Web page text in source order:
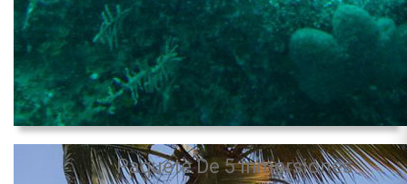
Paquete De 5 Inmersiones